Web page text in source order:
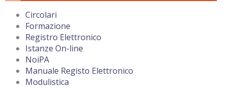
Circolari
Formazione
Registro Elettronico
Istanze On-line
NoiPA
Manuale Registo Elettronico
Modulistica